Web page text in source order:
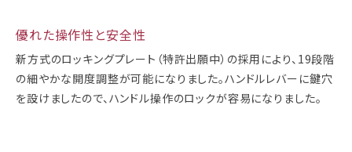
優れた操作性と安全性
新方式のロッキングプレート（特許出願中）の採用により、19段階
の細やかな開度調整が可能になりました。ハンドルレバーに鍵穴
を設けましたので、ハンドル操作のロックが容易になりました。